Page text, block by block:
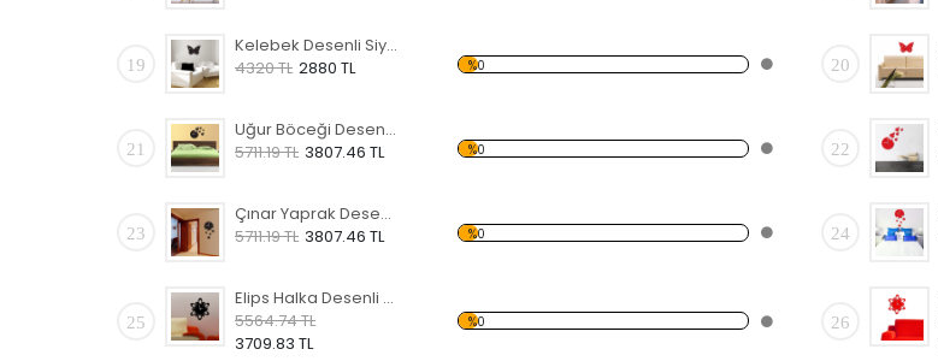
19
Kelebek Desenli Siyah Dekoratif Duvar Saati
4320 TL 2880 TL %0 20
21
Uğur Böceği Desenli Siyah Dekoratif Duvar Saati
5711.19 TL 3807.46 TL %0 22
23
Çınar Yaprak Desenli Siyah Dekoratif Duvar Saati
5711.19 TL 3807.46 TL %0 24
25
Elips Halka Desenli Siyah Dekoratif Duvar Saati
5564.74 TL
3709.83 TL
%0 26